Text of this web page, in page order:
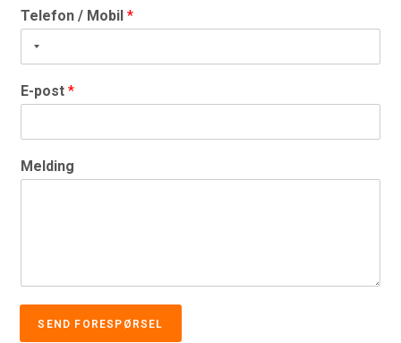
Telefon / Mobil*
E-post*
Melding
SEND FORESPØRSEL